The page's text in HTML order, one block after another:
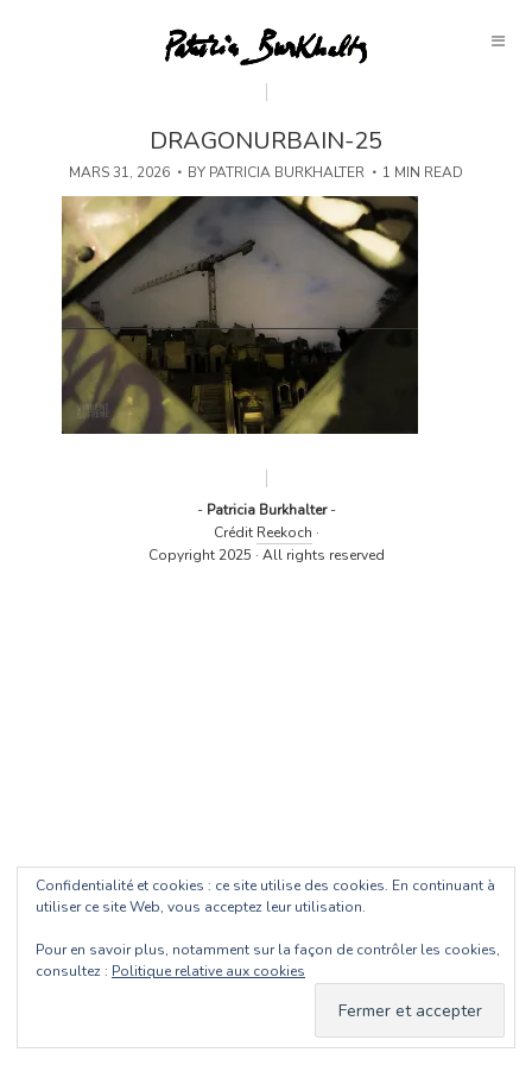
DRAGONURBAIN-25
MARS 31, 2026 BY PATRICIA BURKHALTER 1 MIN READ
- Patricia Burkhalter-
Crédit Reekoch ·
Copyright 2025 · All rights reserved
Confidentialité et cookies : ce site utilise des cookies. En continuant à
utiliser ce site Web, vous acceptez leur utilisation.
Pour en savoir plus, notamment sur la façon de contrôler les cookies,
consultez : Politique relative aux cookies